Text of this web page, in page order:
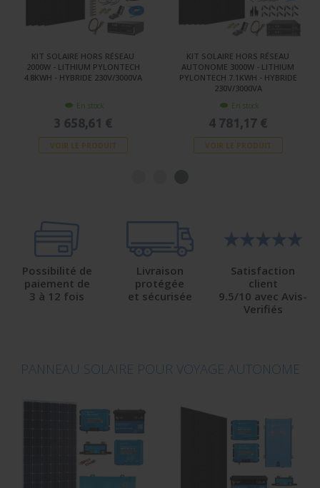
KIT SOLAIRE HORS RÉSEAU
2000W - LITHIUM PYLONTECH
4.8KWH - HYBRIDE 230V/3000VA
En stock
3 658,61 €
VOIR LE PRODUIT
KIT SOLAIRE HORS RÉSEAU
AUTONOME 3000W - LITHIUM
PYLONTECH 7.1KWH - HYBRIDE
230V/3000VA
En stock
4 781,17 €
VOIR LE PRODUIT
Possibilité de
paiement de
3 à 12 fois
Livraison
protégée
et sécurisée
Satisfaction
client
9.5/10 avec Avis-
Verifiés
PANNEAU SOLAIRE POUR VOYAGE AUTONOME